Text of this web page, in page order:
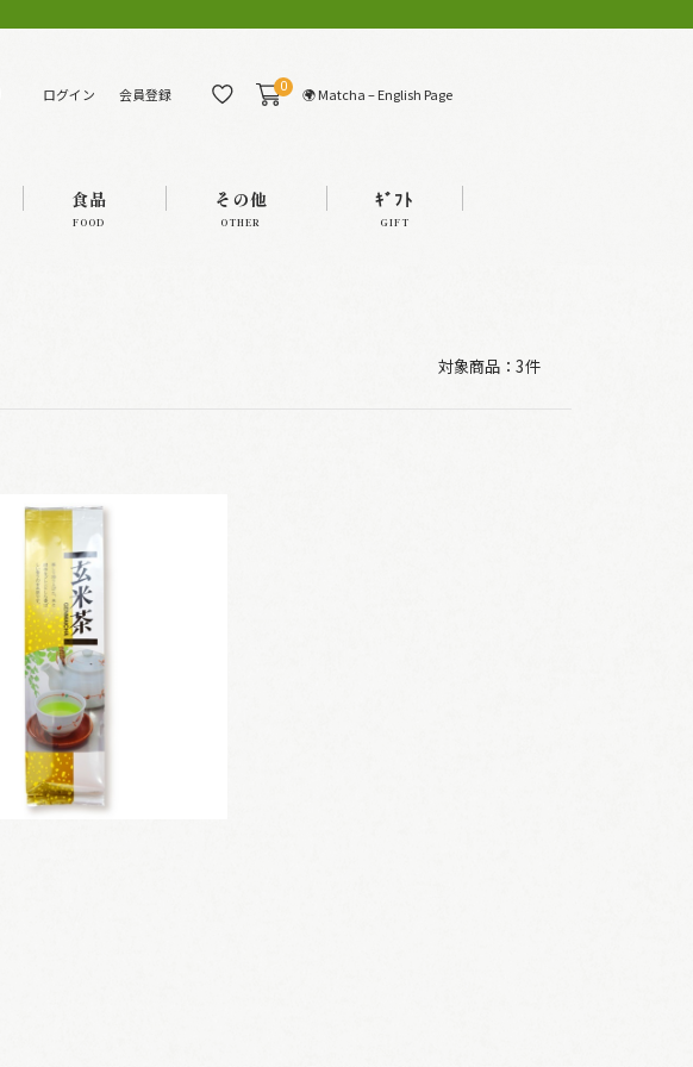
ログイン 会員登録 0 🌍 Matcha – English Page
食品
FOOD
その他
OTHER
ｷﾞﾌﾄ
GIFT
対象商品：3件